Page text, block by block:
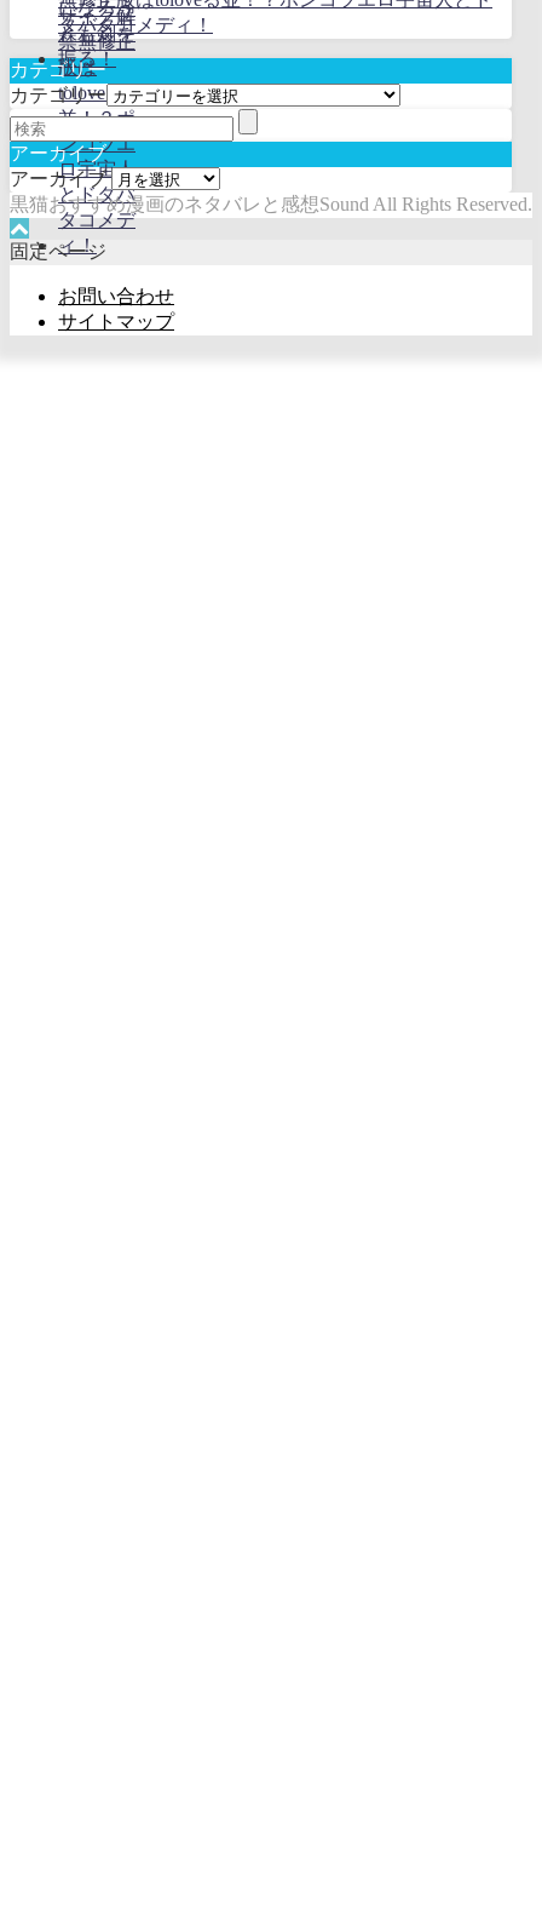
タバタコメディ！
カテゴリー
カテゴリー
アーカイブ
アーカイブ
黒猫おすすめ漫画のネタバレと感想Sound All Rights Reserved.
固定ページ
お問い合わせ
サイトマップ